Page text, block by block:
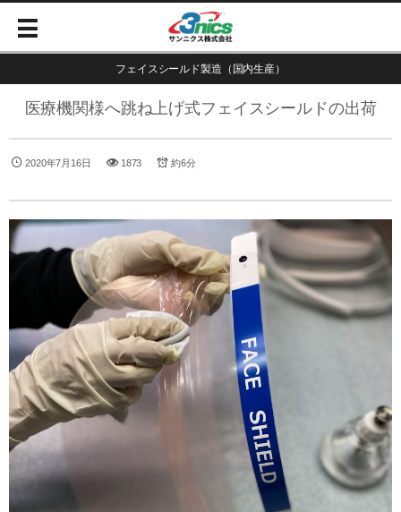
フェイスシールド製造（国内生産）
医療機関様へ跳ね上げ式フェイスシールドの出荷
2020年7月16日 1873 約6分